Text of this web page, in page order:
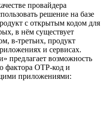
провайдера
решение на базе
с открытым кодом для
в нём существует
в-третьих, продукт
и сервисах.
предлагает возможность
фактора OTP-код и
приложениями: